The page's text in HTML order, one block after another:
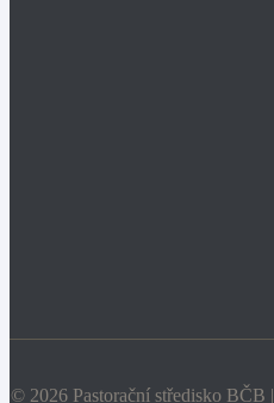
© 2026 Pastorační středisko BČB |